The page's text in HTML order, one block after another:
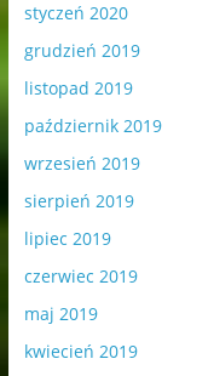
styczeń 2020
grudzień 2019
listopad 2019
październik 2019
wrzesień 2019
sierpień 2019
lipiec 2019
czerwiec 2019
maj 2019
kwiecień 2019